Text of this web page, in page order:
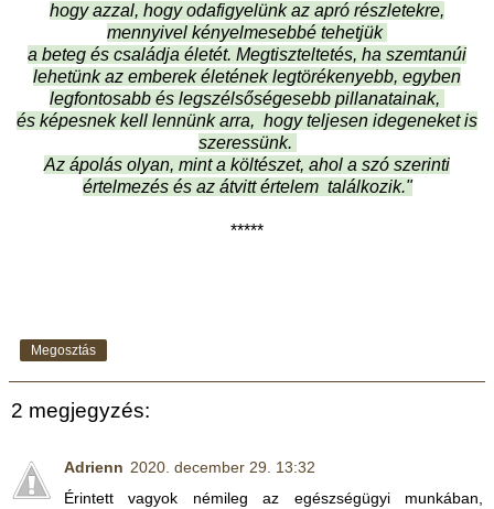
hogy azzal, hogy odafigyelünk az apró részletekre,
mennyivel kényelmesebbé tehetjük
a beteg és családja életét. Megtiszteltetés, ha szemtanúi
lehetünk az emberek életének legtörékenyebb, egyben
legfontosabb és legszélsőségesebb pillanatainak,
és képesnek kell lennünk arra, hogy teljesen idegeneket is
szeressünk.
Az ápolás olyan, mint a költészet, ahol a szó szerinti
értelmezés és az átvitt értelem találkozik."
*****
Megosztás
2 megjegyzés:
Adrienn 2020. december 29. 13:32
Érintett vagyok némileg az egészségügyi munkában,